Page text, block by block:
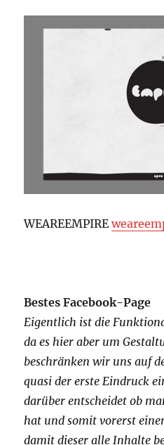
WEAREEMPIRE
Bestes Facebook-Page
Eigentlich ist die
da es hier aber um
beschränken wir uns auf
quasi der erste Eindruck
darüber entscheidet ob
hat und somit vorerst
damit dieser alle Inhalte